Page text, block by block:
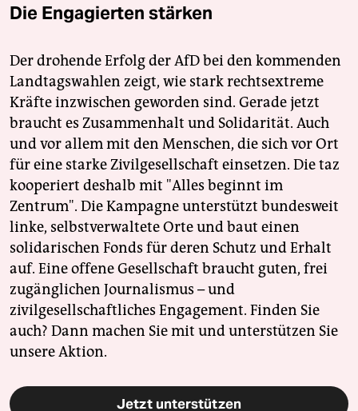
Die Engagierten stärken
Der drohende Erfolg der AfD bei den kommenden
Landtagswahlen zeigt, wie stark rechtsextreme
Kräfte inzwischen geworden sind. Gerade jetzt
braucht es Zusammenhalt und Solidarität. Auch
und vor allem mit den Menschen, die sich vor Ort
für eine starke Zivilgesellschaft einsetzen. Die taz
kooperiert deshalb mit "Alles beginnt im
Zentrum". Die Kampagne unterstützt bundesweit
linke, selbstverwaltete Orte und baut einen
solidarischen Fonds für deren Schutz und Erhalt
auf. Eine offene Gesellschaft braucht guten, frei
zugänglichen Journalismus – und
zivilgesellschaftliches Engagement. Finden Sie
auch? Dann machen Sie mit und unterstützen Sie
unsere Aktion.
Jetzt unterstützen